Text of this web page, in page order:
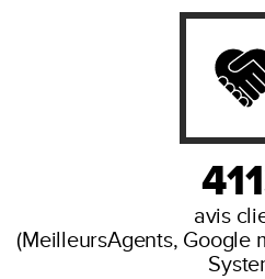
avis
(MeilleursAgents, Google